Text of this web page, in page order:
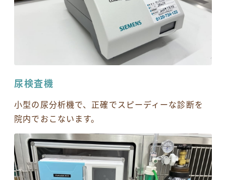
尿検査機
小型の尿分析機で、正確でスピーディーな診断を
院内でおこないます。